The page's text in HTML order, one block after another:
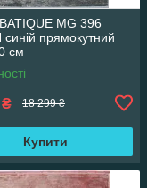
MG 396
синій прямокутний
см
₴ 18 299 ₴
Купити